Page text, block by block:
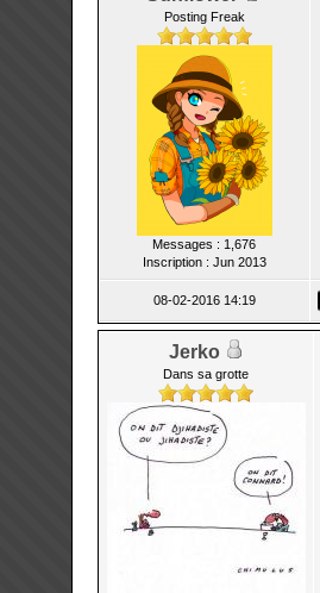
Posting Freak
Messages : 1,676
Inscription : Jun 2013
08-02-2016 14:19
Jerko
Dans sa grotte